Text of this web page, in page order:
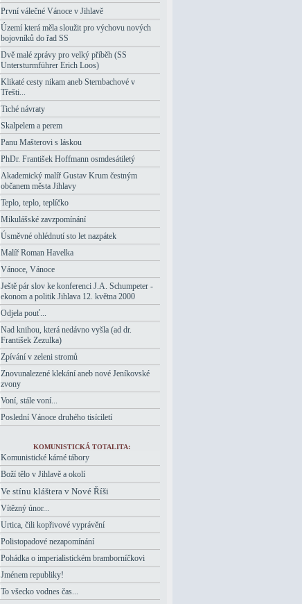
První válečné Vánoce v Jihlavě
Území která měla sloužit pro výchovu nových
bojovníků do řad SS
Dvě malé zprávy pro velký příběh (SS
Untersturmführer Erich Loos)
Klikaté cesty nikam aneb Sternbachové v
Třešti...
Tiché návraty
Skalpelem a perem
Panu Mašterovi s láskou
PhDr. František Hoffmann osmdesátiletý
Akademický malíř Gustav Krum čestným
občanem města Jihlavy
Teplo, teplo, teplíčko
Mikulášské zavzpomínání
Úsměvné ohlédnutí sto let nazpátek
Malíř Roman Havelka
Vánoce, Vánoce
Ještě pár slov ke konferenci J.A. Schumpeter -
ekonom a politik Jihlava 12. května 2000
Odjela pouť...
Nad knihou, která nedávno vyšla (ad dr.
František Zezulka)
Zpívání v zeleni stromů
Znovunalezené klekání aneb nové Jeníkovské
zvony
Voní, stále voní...
Poslední Vánoce druhého tisíciletí
KOMUNISTICKÁ TOTALITA:
Komunistické kárné tábory
Boží tělo v Jihlavě a okolí
Ve stínu kláštera v Nové Říši
Vítězný únor...
Urtica, čili kopřivové vyprávění
Polistopadové nezapomínání
Pohádka o imperialistickém bramborníčkovi
Jménem republiky!
To všecko vodnes čas...